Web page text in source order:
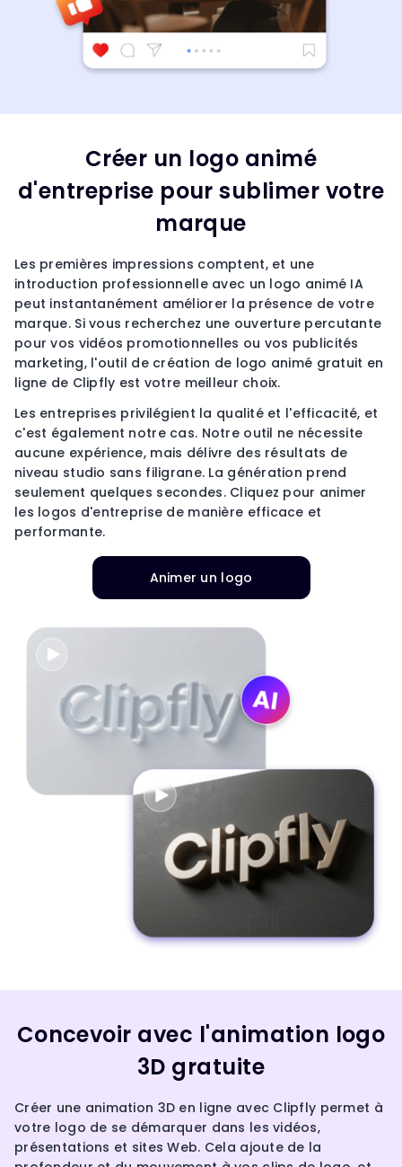
Créer un logo animé
d'entreprise pour sublimer votre
marque
Les premières impressions comptent, et une
introduction professionnelle avec un logo animé IA
peut instantanément améliorer la présence de votre
marque. Si vous recherchez une ouverture percutante
pour vos vidéos promotionnelles ou vos publicités
marketing, l'outil de création de logo animé gratuit en
ligne de Clipfly est votre meilleur choix.
Les entreprises privilégient la qualité et l'efficacité, et
c'est également notre cas. Notre outil ne nécessite
aucune expérience, mais délivre des résultats de
niveau studio sans filigrane. La génération prend
seulement quelques secondes. Cliquez pour animer
les logos d'entreprise de manière efficace et
performante.
Animer un logo
Concevoir avec l'animation logo
3D gratuite
Créer une animation 3D en ligne avec Clipfly permet à
votre logo de se démarquer dans les vidéos,
présentations et sites Web. Cela ajoute de la